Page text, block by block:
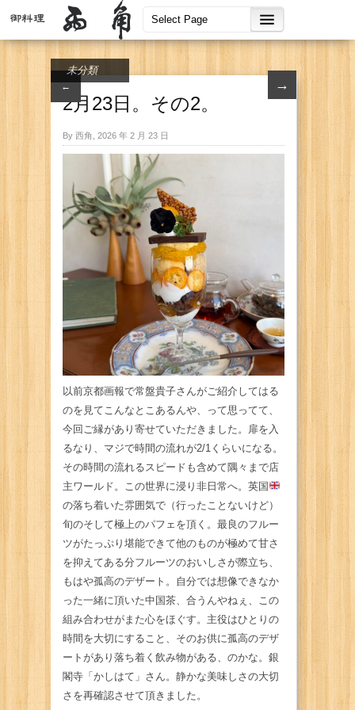
← →
未分類
2月23日。その2。
By 西角, 2026 年 2 月 23 日
以前京都画報で常盤貴子さんがご紹介してはる
のを見てこんなとこあるんや、って思ってて、
今回ご縁があり寄せていただきました。扉を入
るなり、マジで時間の流れが2/1くらいになる。
その時間の流れるスピードも含めて隅々まで店
主ワールド。この世界に浸り非日常へ。英国
の落ち着いた雰囲気で（行ったことないけど）
旬のそして極上のパフェを頂く。最良のフルー
ツがたっぷり堪能できて他のものが極めて甘さ
を抑えてある分フルーツのおいしさが際立ち、
もはや孤高のデザート。自分では想像できなか
った一緒に頂いた中国茶、合うんやねぇ、この
組み合わせがまた心をほぐす。主役はひとりの
時間を大切にすること、そのお供に孤高のデザ
ートがあり落ち着く飲み物がある、のかな。銀
閣寺「かしはて」さん。静かな美味しさの大切
さを再確認させて頂きました。